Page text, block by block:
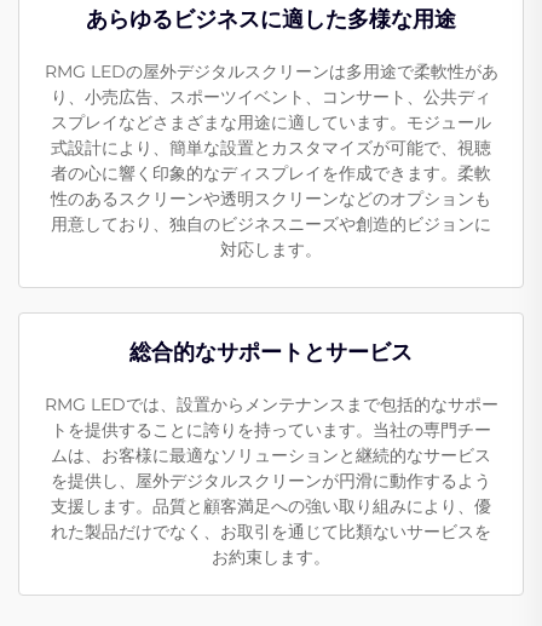
あらゆるビジネスに適した多様な用途
RMG LEDの屋外デジタルスクリーンは多用途で柔軟性があ
り、小売広告、スポーツイベント、コンサート、公共ディ
スプレイなどさまざまな用途に適しています。モジュール
式設計により、簡単な設置とカスタマイズが可能で、視聴
者の心に響く印象的なディスプレイを作成できます。柔軟
性のあるスクリーンや透明スクリーンなどのオプションも
用意しており、独自のビジネスニーズや創造的ビジョンに
対応します。
総合的なサポートとサービス
RMG LEDでは、設置からメンテナンスまで包括的なサポー
トを提供することに誇りを持っています。当社の専門チー
ムは、お客様に最適なソリューションと継続的なサービス
を提供し、屋外デジタルスクリーンが円滑に動作するよう
支援します。品質と顧客満足への強い取り組みにより、優
れた製品だけでなく、お取引を通じて比類ないサービスを
お約束します。